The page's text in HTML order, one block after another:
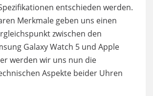
entschieden werden.
Merkmale geben uns einen
zwischen den
Galaxy Watch 5 und Apple
werden wir uns nun die
Aspekte beider Uhren